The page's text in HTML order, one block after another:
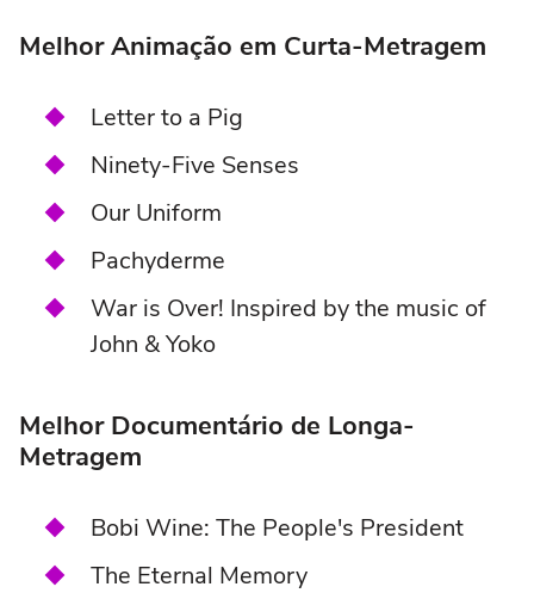
Melhor Animação em Curta-Metragem
Letter to a Pig
Ninety-Five Senses
Our Uniform
Pachyderme
War is Over! Inspired by the music of
John & Yoko
Melhor Documentário de Longa-
Metragem
Bobi Wine: The People's President
The Eternal Memory